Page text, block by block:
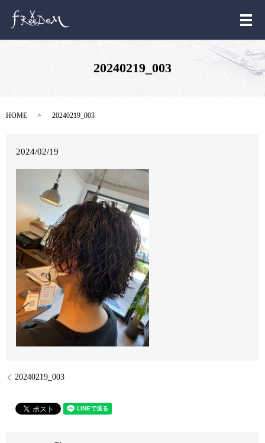
メ
20240219_003
HOME 20240219_003
2024/02/19
20240219_003